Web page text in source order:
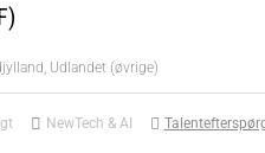
Udlandet (øvrige)
NewTech & AI